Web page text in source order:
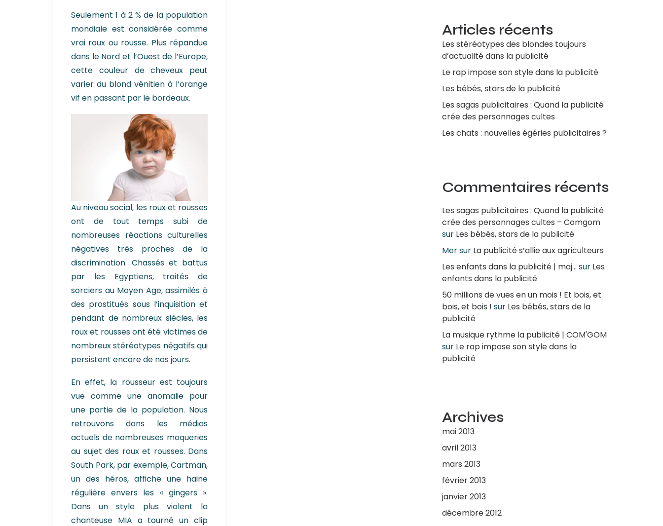
Seulement 1 à 2 % de la population
mondiale est considérée comme
vrai roux ou rousse. Plus répandue
dans le Nord et l’Ouest de l’Europe,
cette couleur de cheveux peut
varier du blond vénitien à l’orange
vif en passant par le bordeaux.
Au niveau social, les roux et rousses
ont de tout temps subi de
nombreuses réactions culturelles
négatives très proches de la
discrimination. Chassés et battus
par les Egyptiens, traités de
sorciers au Moyen Age, assimilés à
des prostitués sous l’inquisition et
pendant de nombreux siècles, les
roux et rousses ont été victimes de
nombreux stéréotypes négatifs qui
persistent encore de nos jours.
En effet, la rousseur est toujours
vue comme une anomalie pour
une partie de la population. Nous
retrouvons dans les médias
actuels de nombreuses moqueries
au sujet des roux et rousses. Dans
South Park, par exemple, Cartman,
un des héros, affiche une haine
régulière envers les « gingers ».
Dans un style plus violent la
chanteuse MIA a tourné un clip
Articles récents
Les stéréotypes des blondes toujours
d’actualité dans la publicité
Le rap impose son style dans la publicité
Les bébés, stars de la publicité
Les sagas publicitaires : Quand la publicité
crée des personnages cultes
Les chats : nouvelles égéries publicitaires ?
Commentaires récents
Les sagas publicitaires : Quand la publicité
crée des personnages cultes – Comgom
sur Les bébés, stars de la publicité
Mersur La publicité s’allie aux agriculteurs
Les enfants dans la publicité | maj... sur Les
enfants dans la publicité
50 millions de vues en un mois ! Et bois, et
bois, et bois ! sur Les bébés, stars de la
publicité
La musique rythme la publicité | COM'GOM
sur Le rap impose son style dans la
publicité
Archives
mai 2013
avril 2013
mars 2013
février 2013
janvier 2013
décembre 2012